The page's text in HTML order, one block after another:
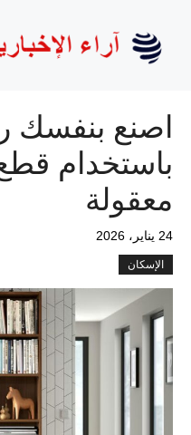
المحتوى
اصنع بنفسك
باستخدام قطع
معقولة
24 يناير، 2026
الإسكان